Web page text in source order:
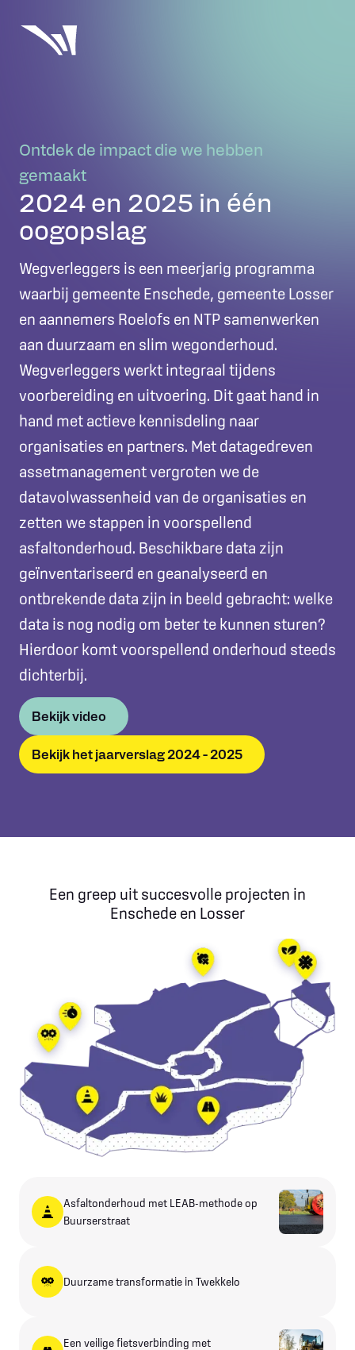
Ontdek de impact die we hebben
gemaakt
2024 en 2025 in één
oogopslag
Wegverleggers is een meerjarig programma
waarbij gemeente Enschede, gemeente Losser
en aannemers Roelofs en NTP samenwerken
aan duurzaam en slim wegonderhoud.
Wegverleggers werkt integraal tijdens
voorbereiding en uitvoering. Dit gaat hand in
hand met actieve kennisdeling naar
organisaties en partners. Met datagedreven
assetmanagement vergroten we de
datavolwassenheid van de organisaties en
zetten we stappen in voorspellend
asfaltonderhoud. Beschikbare data zijn
geïnventariseerd en geanalyseerd en
ontbrekende data zijn in beeld gebracht: welke
data is nog nodig om beter te kunnen sturen?
Hierdoor komt voorspellend onderhoud steeds
dichterbij.
Bekijk video
Bekijk het jaarverslag 2024 - 2025
Asfaltonderhoud met LEAB-methode op
Buurserstraat
Duurzame transformatie in Twekkelo
Een veilige fietsverbinding met
Een greep uit succesvolle projecten in
Enschede en Losser